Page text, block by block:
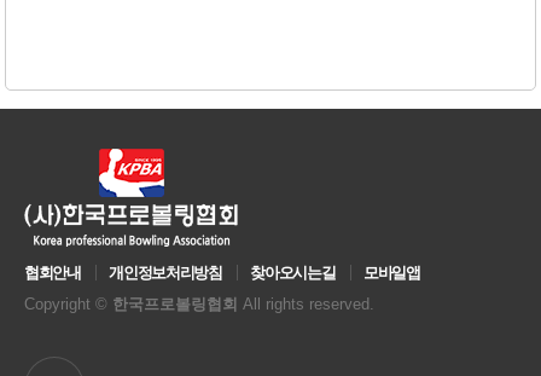
협회안내 개인정보처리방침 찾아오시는길
모바일앱
Copyright © 한국프로볼링협회 All rights reserved.